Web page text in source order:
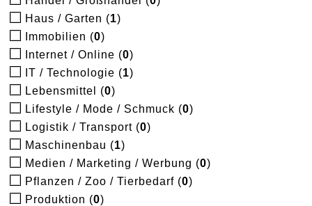
Haus / Garten (1)
Immobilien (0)
Internet / Online (0)
IT / Technologie (1)
Lebensmittel (0)
Lifestyle / Mode / Schmuck (0)
Logistik / Transport (0)
Maschinenbau (1)
Medien / Marketing / Werbung (0)
Pflanzen / Zoo / Tierbedarf (0)
Produktion (0)